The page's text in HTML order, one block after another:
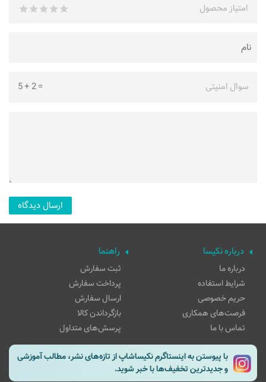
امتیاز محصول
سوال امنیتی =
2
+
5
درباره نکیسا
درباره ما
شرایط استفاده
حریم خصوصی
فرصت‌های همکاری
تماس با ما
راهنما
ثبت سفارش
پرداخت سفارش
ارسال سفارش
بازگرداندن کالا
پرسش‌های متداول
با پیوستن به اینستاگرم نکیساشاپ از تازه‌های نشر، مطالب آموزشی
و جدیدترین تخفیف‌ها با خبر شوید.